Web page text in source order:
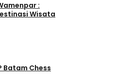
:
Wisata
Batam Chess